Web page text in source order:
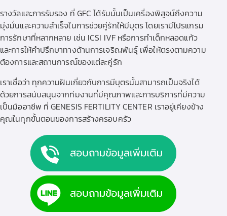
รางวัลและการรับรอง ที่ GFC ได้รับนั้นเป็นเครื่องพิสูจน์ถึงความ
มุ่งมั่นและความสำเร็จในการช่วยคู่รักให้มีบุตร โดยเรามีโปรแกรม
การรักษาที่หลากหลาย เช่น ICSI IVFหรือการทำเด็กหลอดแก้ว
และการให้คำปรึกษาทางด้านการเจริญพันธุ์ เพื่อให้ตรงตามความ
ต้องการและสถานการณ์ของแต่ละคู่รัก
เราเชื่อว่า ทุกความฝันเกี่ยวกับการมีบุตรนั้นสามารถเป็นจริงได้
ด้วยการสนับสนุนจากทีมงานที่มีคุณภาพและการบริการที่มีความ
เป็นมืออาชีพ ที่ GENESIS FERTILITY CENTER เราอยู่เคียงข้าง
คุณในทุกขั้นตอนของการสร้างครอบครัว